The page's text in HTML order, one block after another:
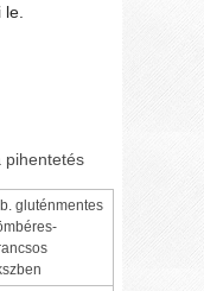
le.
pihentetés
gluténmentes